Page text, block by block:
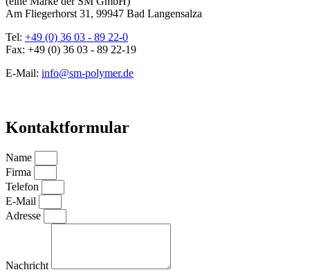
Am Fliegerhorst 31, 99947 Bad Langensalza
Tel: +49 (0) 36 03 - 89 22-0
Fax: +49 (0) 36 03 - 89 22-19
E-Mail: info@sm-polymer.de
Kontaktformular
Name
Firma
Telefon
E-Mail
Adresse
Nachricht